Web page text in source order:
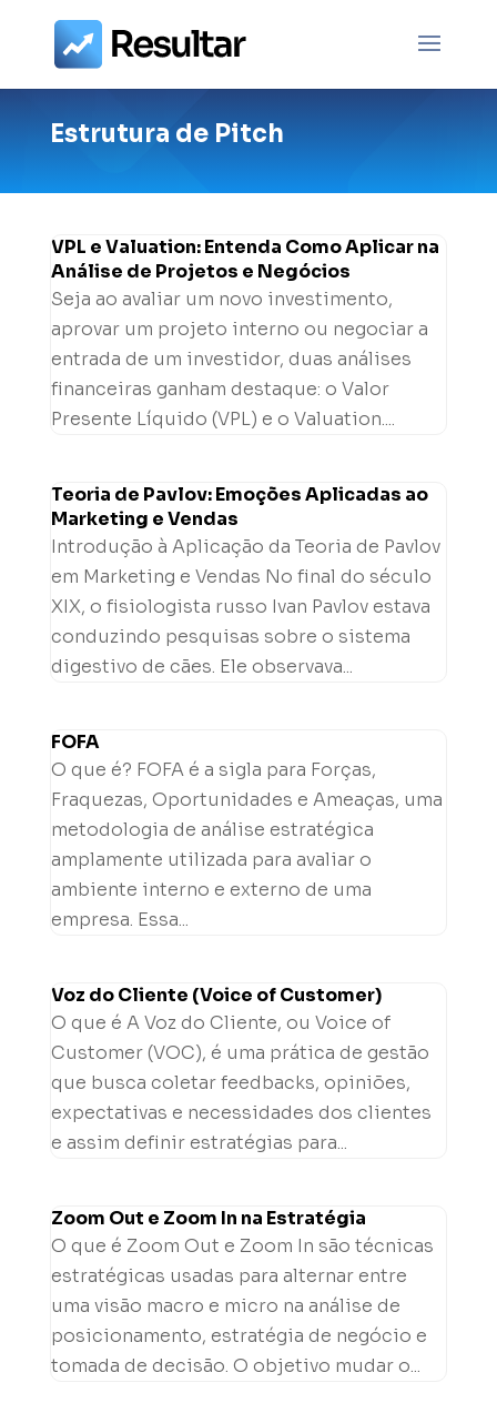
Estrutura de Pitch
VPL e Valuation: Entenda Como Aplicar na
Análise de Projetos e Negócios
Seja ao avaliar um novo investimento,
aprovar um projeto interno ou negociar a
entrada de um investidor, duas análises
financeiras ganham destaque: o Valor
Presente Líquido (VPL) e o Valuation....
Teoria de Pavlov: Emoções Aplicadas ao
Marketing e Vendas
Introdução à Aplicação da Teoria de Pavlov
em Marketing e Vendas No final do século
XIX, o fisiologista russo Ivan Pavlov estava
conduzindo pesquisas sobre o sistema
digestivo de cães. Ele observava...
FOFA
O que é? FOFA é a sigla para Forças,
Fraquezas, Oportunidades e Ameaças, uma
metodologia de análise estratégica
amplamente utilizada para avaliar o
ambiente interno e externo de uma
empresa. Essa...
Voz do Cliente (Voice of Customer)
O que é A Voz do Cliente, ou Voice of
Customer (VOC), é uma prática de gestão
que busca coletar feedbacks, opiniões,
expectativas e necessidades dos clientes
e assim definir estratégias para...
Zoom Out e Zoom In na Estratégia
O que é Zoom Out e Zoom In são técnicas
estratégicas usadas para alternar entre
uma visão macro e micro na análise de
posicionamento, estratégia de negócio e
tomada de decisão. O objetivo mudar o...